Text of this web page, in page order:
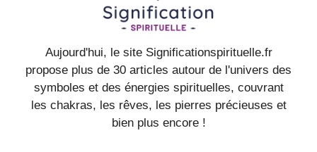
Aujourd'hui, le site Significationspirituelle.fr
propose plus de 30 articles autour de l'univers des
symboles et des énergies spirituelles, couvrant
les chakras, les rêves, les pierres précieuses et
bien plus encore !